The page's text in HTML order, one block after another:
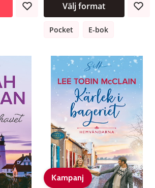
Välj format
Pocket E-bok
Kampanj